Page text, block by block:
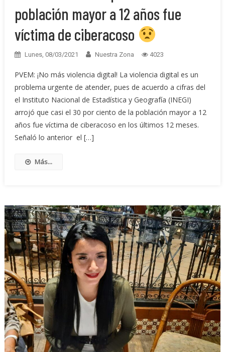
población mayor a 12 años fue
víctima de ciberacoso
Lunes, 08/03/2021 Nuestra Zona 4023
PVEM: ¡No más violencia digital! La violencia digital es un
problema urgente de atender, pues de acuerdo a cifras del
el Instituto Nacional de Estadística y Geografía (INEGI)
arrojó que casi el 30 por ciento de la población mayor a 12
años fue víctima de ciberacoso en los últimos 12 meses.
Señaló lo anterior el […]
Más...